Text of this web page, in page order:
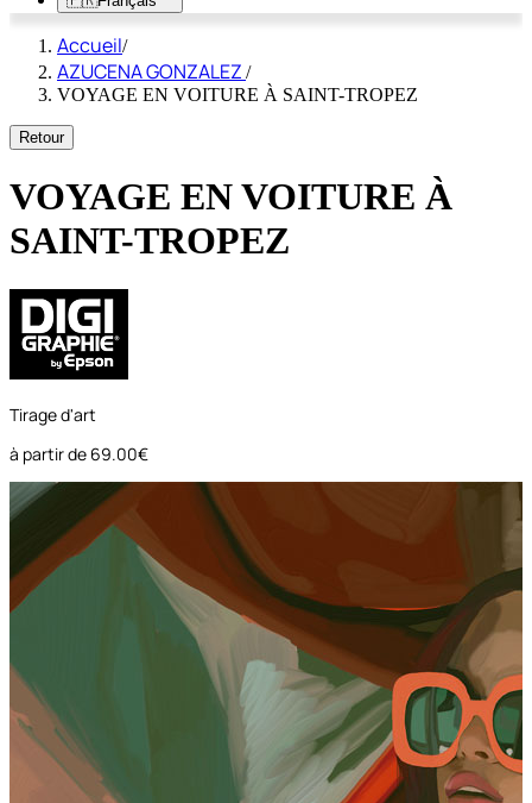
Accueil/
AZUCENA GONZALEZ /
VOYAGE EN VOITURE À SAINT-TROPEZ
Retour
VOYAGE EN VOITURE À
SAINT-TROPEZ
Tirage d'art
à partir de 69.00€